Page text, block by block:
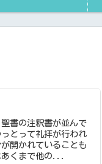
書の注釈書が並んで
とって礼拝が行われ
開かれていることも
くまで他の...